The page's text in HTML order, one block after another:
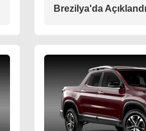
Brezilya'da Açıklandı